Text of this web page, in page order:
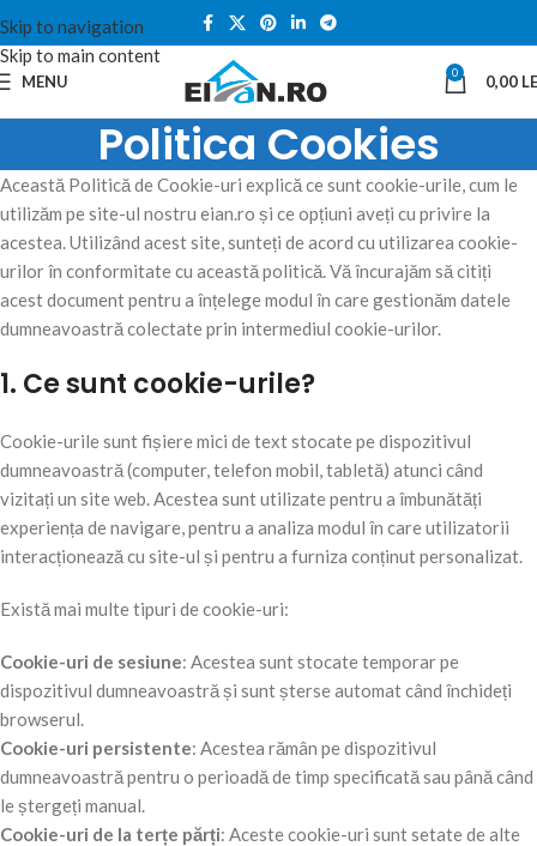
Skip to navigation
Skip to main content
MENU 0 0,00
Politica Cookies
Această Politică de Cookie-uri explică ce sunt cookie-urile, cum le
utilizăm pe site-ul nostru eian.ro și ce opțiuni aveți cu privire la
acestea. Utilizând acest site, sunteți de acord cu utilizarea cookie-
urilor în conformitate cu această politică. Vă încurajăm să citiți
acest document pentru a înțelege modul în care gestionăm datele
dumneavoastră colectate prin intermediul cookie-urilor.
1. Ce sunt cookie-urile?
Cookie-urile sunt fișiere mici de text stocate pe dispozitivul
dumneavoastră (computer, telefon mobil, tabletă) atunci când
vizitați un site web. Acestea sunt utilizate pentru a îmbunătăți
experiența de navigare, pentru a analiza modul în care utilizatorii
interacționează cu site-ul și pentru a furniza conținut personalizat.
Există mai multe tipuri de cookie-uri:
Cookie-uri de sesiune: Acestea sunt stocate temporar pe
dispozitivul dumneavoastră și sunt șterse automat când închideți
browserul.
Cookie-uri persistente: Acestea rămân pe dispozitivul
dumneavoastră pentru o perioadă de timp specificată sau până când
le ștergeți manual.
Cookie-uri de la terțe părți: Aceste cookie-uri sunt setate de alte